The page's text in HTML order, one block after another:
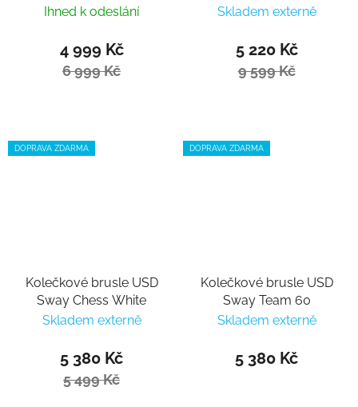
Ihned k odeslání
4 999 Kč
6 999 Kč
Skladem externě
5 220 Kč
9 599 Kč
DOPRAVA ZDARMA
Kolečkové brusle USD
Sway Chess White
Skladem externě
5 380 Kč
5 499 Kč
DOPRAVA ZDARMA
Kolečkové brusle USD
Sway Team 60
Skladem externě
5 380 Kč